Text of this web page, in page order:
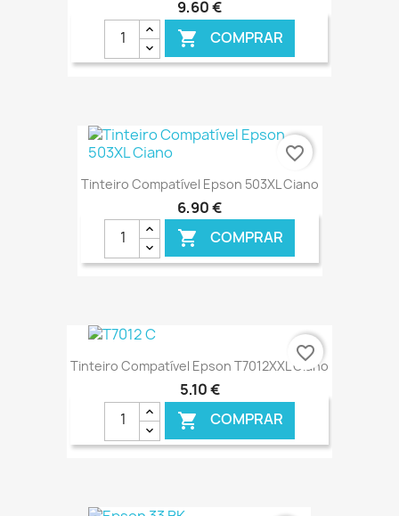
9,60 €
 COMPRAR
€ ONLINE
Tinteiro Compatível Epson 503XL Ciano
6,90 €
 COMPRAR
favorite_border
Tinteiro Compatível Epson T7012XXL Ciano
5,10 €
 COMPRAR
favorite_border